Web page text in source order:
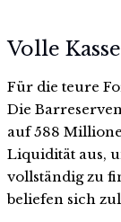
Volle
Für die teure
Die
auf 588
Liquidität aus,
vollständig zu
beliefen sich